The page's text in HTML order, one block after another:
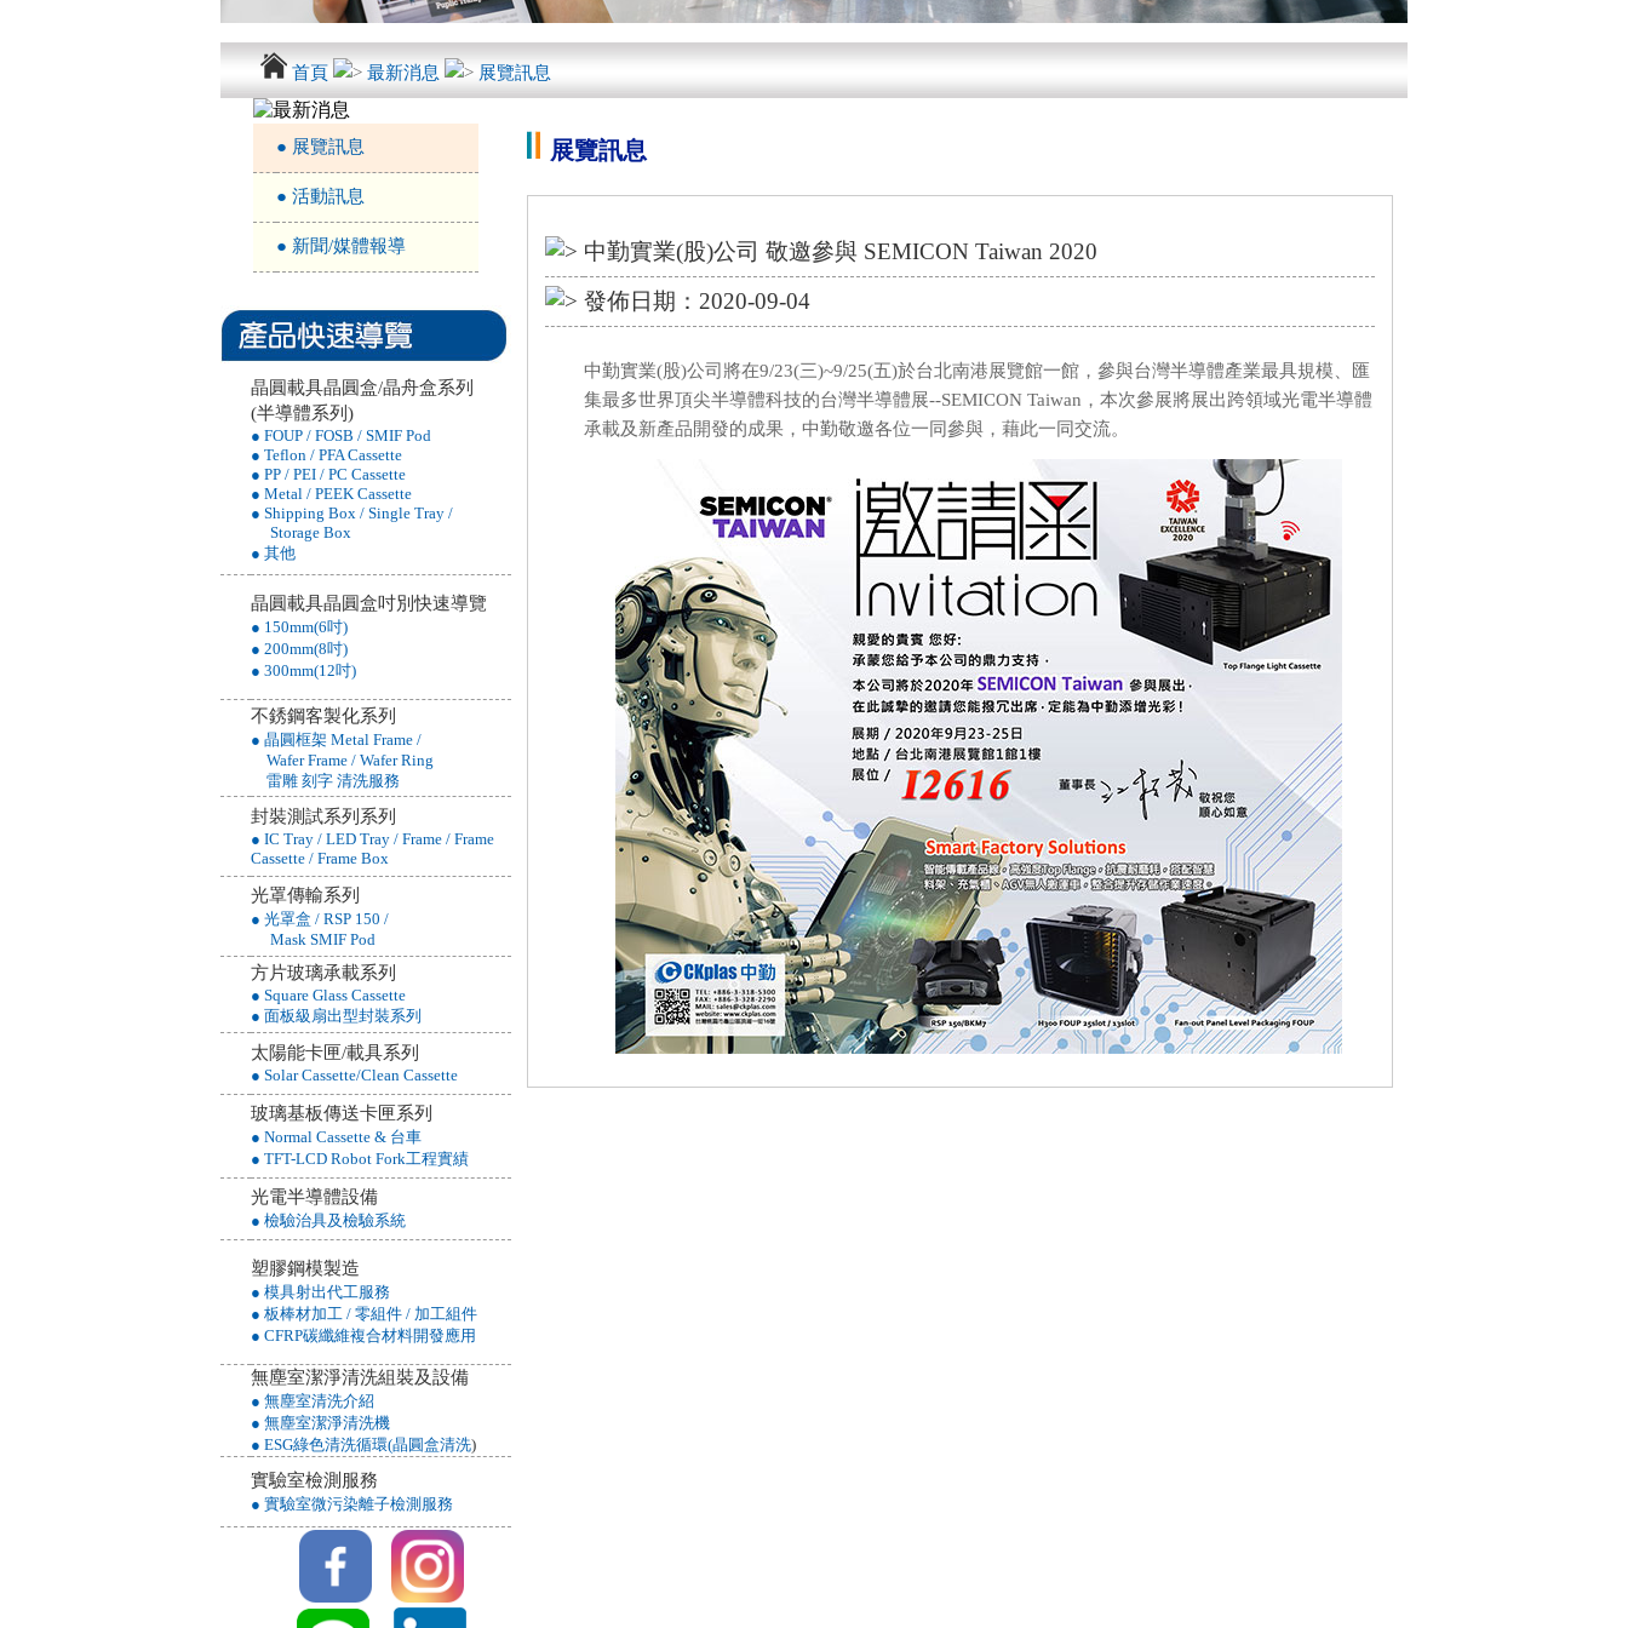
首頁 最新消息 展覽訊息
● 展覽訊息
● 活動訊息
● 新聞/媒體報導
展覽訊息
中勤實業(股)公司 敬邀參與 SEMICON Taiwan 2020
發佈日期：2020-09-04
中勤實業(股)公司將在9/23(三)~9/25(五)於台北南港展覽館一館，參與台灣半導體產業最具規模、匯
集最多世界頂尖半導體科技的台灣半導體展--SEMICON Taiwan，本次參展將展出跨領域光電半導體
承載及新產品開發的成果，中勤敬邀各位一同參與，藉此一同交流。
晶圓載具晶圓盒/晶舟盒系列
(半導體系列)
● FOUP / FOSB / SMIF Pod
● Teflon / PFA Cassette
● PP / PEI / PC Cassette
● Metal / PEEK Cassette
● Shipping Box / Single Tray /
Storage Box
● 其他
晶圓載具晶圓盒吋別快速導覽
● 150mm(6吋)
● 200mm(8吋)
● 300mm(12吋)
不銹鋼客製化系列
● 晶圓框架 Metal Frame /
Wafer Frame / Wafer Ring
雷雕 刻字 清洗服務
封裝測試系列系列
● IC Tray / LED Tray / Frame / Frame
Cassette / Frame Box
光罩傳輸系列
● 光罩盒 / RSP 150 /
Mask SMIF Pod
方片玻璃承載系列
● Square Glass Cassette
● 面板級扇出型封裝系列
太陽能卡匣/載具系列
● Solar Cassette/Clean Cassette
玻璃基板傳送卡匣系列
● Normal Cassette & 台車
● TFT-LCD Robot Fork工程實績
光電半導體設備
● 檢驗治具及檢驗系統
塑膠鋼模製造
● 模具射出代工服務
● 板棒材加工 / 零組件 / 加工組件
● CFRP碳纖維複合材料開發應用
無塵室潔淨清洗組裝及設備
● 無塵室清洗介紹
● 無塵室潔淨清洗機
● ESG綠色清洗循環(晶圓盒清洗)
實驗室檢測服務
● 實驗室微污染離子檢測服務